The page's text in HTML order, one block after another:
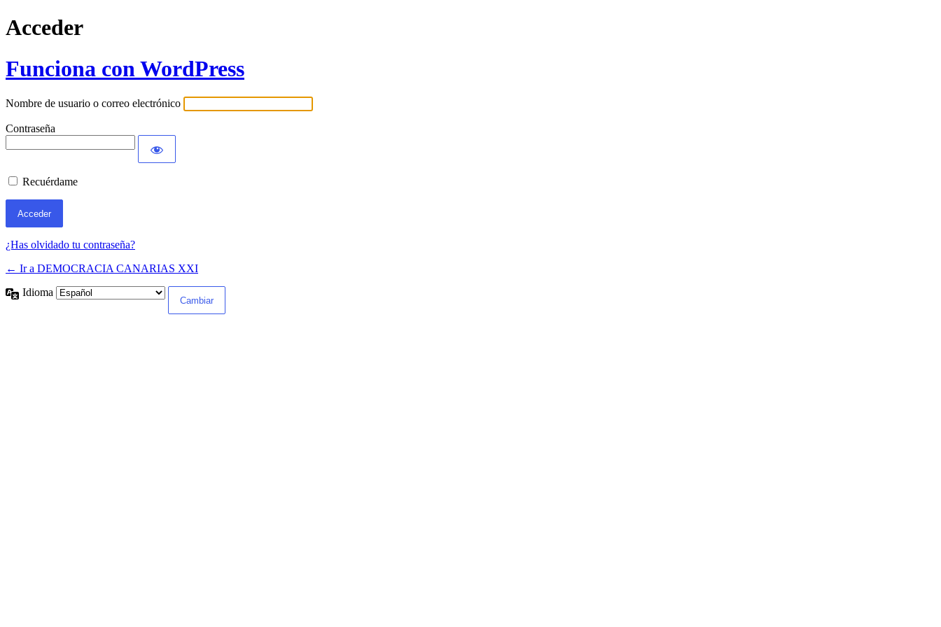
Acceder
Funciona con WordPress
Nombre de usuario o correo electrónico
Contraseña
Recuérdame
¿Has olvidado tu contraseña?
← Ir a DEMOCRACIA CANARIAS XXI
Idioma